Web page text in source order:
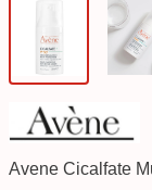
Avene Cicalfate